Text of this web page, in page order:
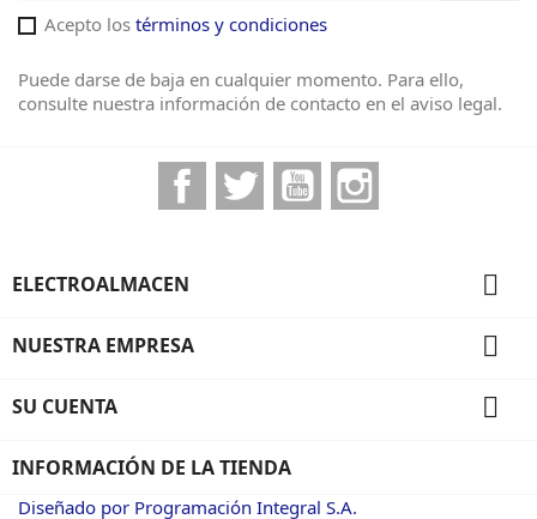
Acepto los términos y condiciones
Puede darse de baja en cualquier momento. Para ello,
consulte nuestra información de contacto en el aviso legal.
FacebookTwitter YouTube
ELECTROALMACEN 
NUESTRA EMPRESA 
SU CUENTA 
INFORMACIÓN DE LA TIENDA
Diseñado por Programación Integral S.A.